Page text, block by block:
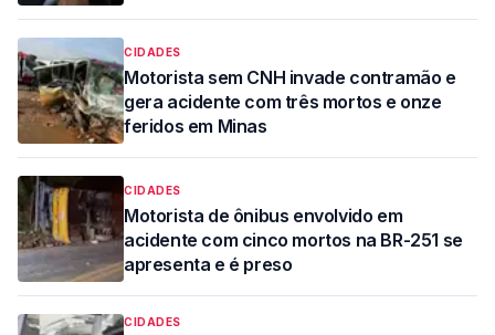
CIDADES
Motorista sem CNH invade contramão e
gera acidente com três mortos e onze
feridos em Minas
CIDADES
Motorista de ônibus envolvido em
acidente com cinco mortos na BR-251 se
apresenta e é preso
CIDADES